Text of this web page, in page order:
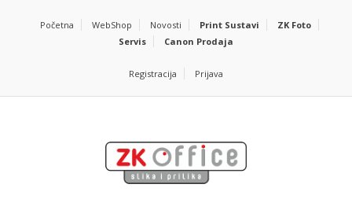
Početna WebShop Novosti Print Sustavi
ZK Foto
Servis
Canon Prodaja
Registracija Prijava